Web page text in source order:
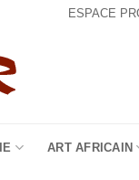
ESPACE
ART AFRICAIN